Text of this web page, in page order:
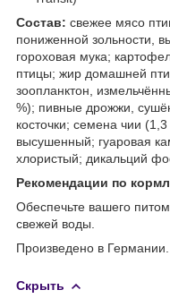
Состав: свежее мясо
пониженной зольности,
гороховая мука;
птицы; жир домашней
зоопланктон,
%); пивные дрожжи,
косточки; cемена чии (1,3
высушенный; гуаровая
хлористый; дикальций
Рекомендации по
Обеспечьте вашего
свежей воды.
Произведено в Германии.
Скрыть